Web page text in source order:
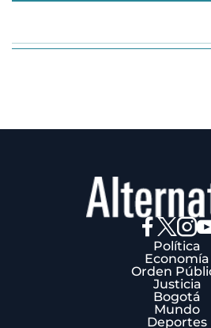
3
Política
Economía
Orden
Justicia
Bogotá
Mundo
Deportes